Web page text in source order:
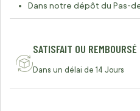
Dans notre dépôt du Pas-
SATISFAIT OU REMBOURSÉ
Dans un délai de 14 Jours